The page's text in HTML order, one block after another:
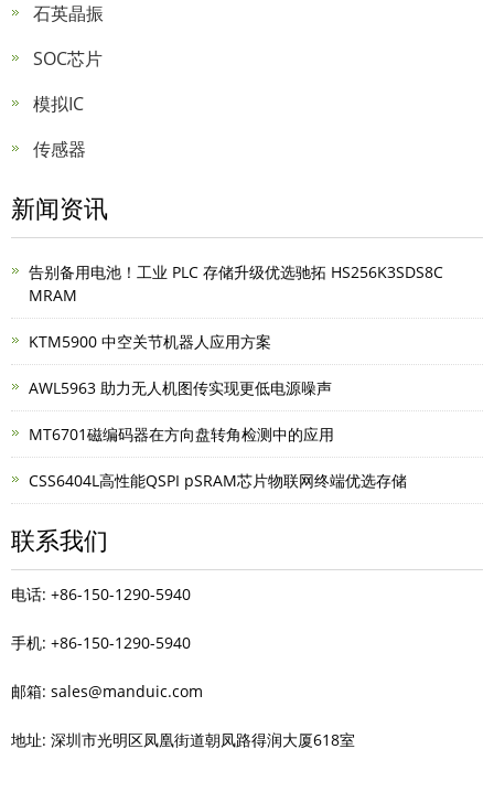
石英晶振
SOC芯片
模拟IC
传感器
新闻资讯
告别备用电池！工业 PLC 存储升级优选驰拓 HS256K3SDS8C
MRAM
KTM5900 中空关节机器人应用方案
AWL5963 助力无人机图传实现更低电源噪声
MT6701磁编码器在方向盘转角检测中的应用
CSS6404L高性能QSPI pSRAM芯片物联网终端优选存储
联系我们
电话: +86-150-1290-5940
手机: +86-150-1290-5940
邮箱: sales@manduic.com
地址: 深圳市光明区凤凰街道朝凤路得润大厦618室